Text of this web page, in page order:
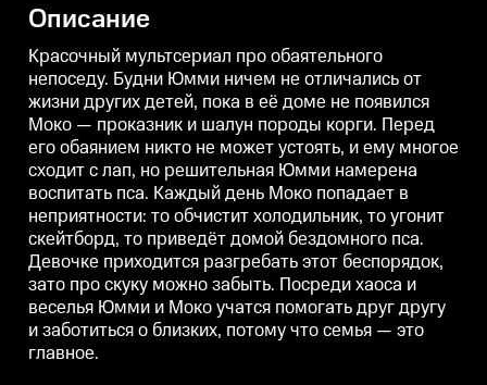
многое сходит с лап, но
решительная Юмми намерена
воспитать пса. Каждый день
Моко попадает в неприятности:
то обчистит холодильник, то
угонит скейтборд, то приведёт
домой бездомного пса. Девочке
приходится разгребать этот
беспорядок, зато про скуку
можно забыть. Посреди хаоса и
веселья Юмми и Моко учатся
помогать друг другу и
заботиться о близких, потому
что семья — это главное.
воспитать пса. Каждый день
Моко попадает в неприятности:
то обчистит холодильник, то
угонит скейтборд, то приведёт
домой бездомного пса. Девочке
приходится разгребать этот
беспорядок, зато про скуку
можно забыть. Посреди хаоса и
веселья Юмми и Моко учатся
помогать друг другу и
заботиться о близких, потому
что семья — это главное.
Описание
Красочный мультсериал про обаятельного
непоседу. Будни Юмми ничем не отличались от
жизни других детей, пока в её доме не появился
Моко — проказник и шалун породы корги. Перед
его обаянием никто не может устоять, и ему многое
сходит с лап, но решительная Юмми намерена
воспитать пса. Каждый день Моко попадает в
неприятности: то обчистит холодильник, то угонит
скейтборд, то приведёт домой бездомного пса.
Девочке приходится разгребать этот беспорядок,
зато про скуку можно забыть. Посреди хаоса и
веселья Юмми и Моко учатся помогать друг другу
и заботиться о близких, потому что семья — это
главное.